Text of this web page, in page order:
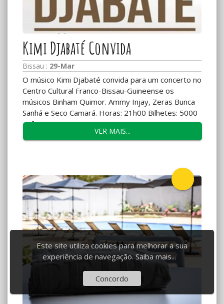
Kimi Djabaté Convida
Bissau : 29-Mar
O músico Kimi Djabaté convida para um concerto no
Centro Cultural Franco-Bissau-Guineense os
músicos Binham Quimor. Ammy Injay, Zeras Bunca
Sanhá e Seco Camará. Horas: 21h00 Bilhetes: 5000
xof
VER MAIS...
Este site utiliza cookies para melhorar a sua
experiência de navegação.Saiba mais...
Concordo